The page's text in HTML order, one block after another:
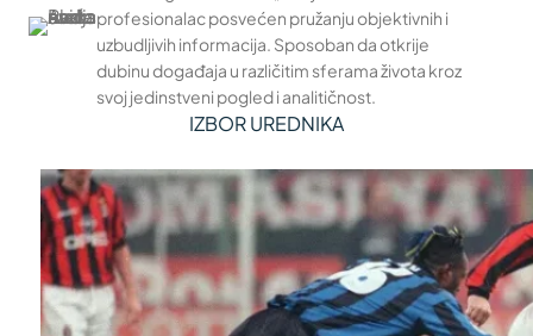
profesionalac posvećen pružanju objektivnih i
uzbudljivih informacija. Sposoban da otkrije
dubinu događaja u različitim sferama života kroz
svoj jedinstveni pogled i analitičnost.
IZBOR UREDNIKA